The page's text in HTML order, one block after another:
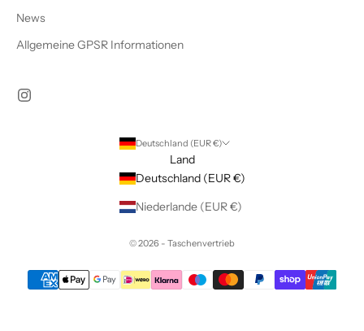
News
Allgemeine GPSR Informationen
Deutschland (EUR €)
Land
Deutschland (EUR €)
Niederlande (EUR €)
© 2026 - Taschenvertrieb